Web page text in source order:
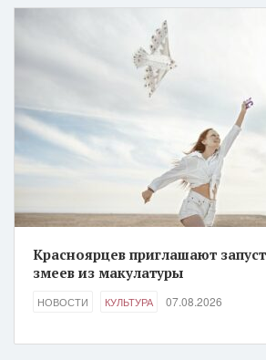
Красноярцев приглашают
змеев из макулатуры
НОВОСТИ КУЛЬТУРА 07.08.2026